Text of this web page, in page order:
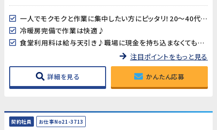
一人でモクモクと作業に集中したい方にピッタリ！20～40代男女多数活躍中!!
冷暖房完備で作業は快適♪
食堂利用料は給与天引き♪職場に現金を持ち込まなくても大丈夫♪
注目ポイントをもっと見る
詳細を見る かんたん応募
契約社員 お仕事No21-3713